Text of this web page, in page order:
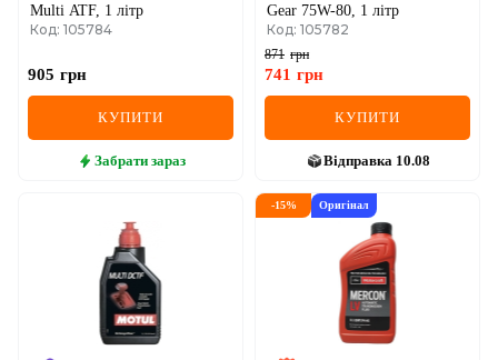
OPEL
POLESTAR
RENAULT
Multi ATF, 1 літр
Код: 105784
905 грн
КУПИТИ
Забрати зараз
Gear 75W-80, 1 літр
Код: 105782
871 грн
741 грн
КУПИТИ
Відправка 10.08
-15% Оригінал